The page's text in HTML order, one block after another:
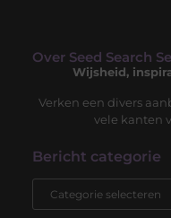
Over Seed Search
Wijsheid,
Verken een divers
vele kanten
Bericht categorie